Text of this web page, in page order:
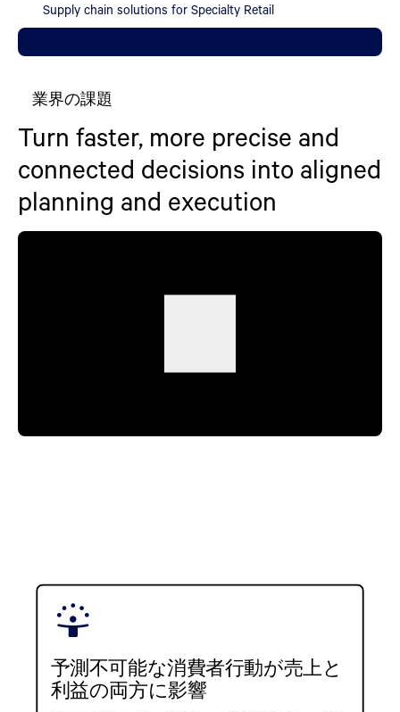
Supply chain solutions for Specialty Retail
業界の課題
Turn faster, more precise and
connected decisions into aligned
planning and execution
予測不可能な消費者行動が売上と
利益の両方に影響